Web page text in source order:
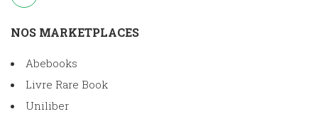
NOS MARKETPLACES
Abebooks
Livre Rare Book
Uniliber